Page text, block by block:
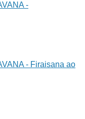
-
- Firaisana ao